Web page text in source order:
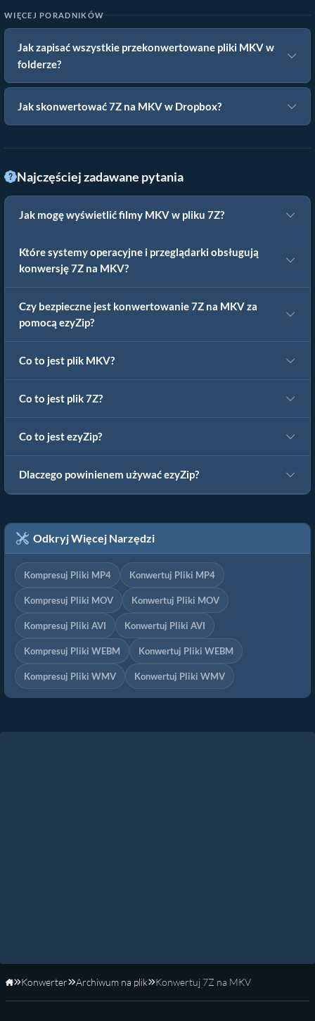
WIĘCEJ PORADNIKÓW
Jak zapisać wszystkie przekonwertowane pliki MKV w
folderze?
Jak skonwertować 7Z na MKV w Dropbox?
Najczęściej zadawane pytania
Jak mogę wyświetlić filmy MKV w pliku 7Z?
Które systemy operacyjne i przeglądarki obsługują
konwersję 7Z na MKV?
Czy bezpieczne jest konwertowanie 7Z na MKV za
pomocą ezyZip?
Co to jest plik MKV?
Co to jest plik 7Z?
Co to jest ezyZip?
Dlaczego powinienem używać ezyZip?
Odkryj Więcej Narzędzi
Kompresuj Pliki MP4 Konwertuj Pliki MP4
Kompresuj Pliki MOV Konwertuj Pliki MOV
Kompresuj Pliki AVI Konwertuj Pliki AVI
Kompresuj Pliki WEBM Konwertuj Pliki WEBM
Kompresuj Pliki WMV Konwertuj Pliki WMV
Strona główna
Konwerter Archiwum na plik Konwertuj 7Z na MKV